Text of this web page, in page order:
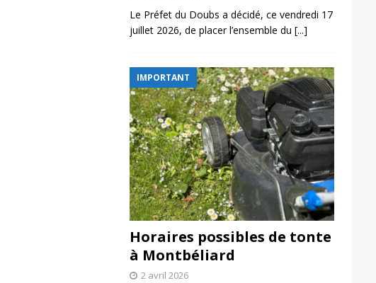
Le Préfet du Doubs a décidé, ce vendredi 17
juillet 2026, de placer l’ensemble du [...]
IMPORTANT
Horaires possibles de tonte
à Montbéliard
2 avril 2026